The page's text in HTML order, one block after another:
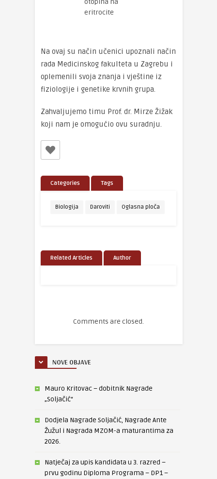
otopina na
eritrocite
Na ovaj su način učenici upoznali način
rada Medicinskog fakulteta u Zagrebu i
oplemenili svoja znanja i vještine iz
fiziologije i genetike krvnih grupa.
Zahvaljujemo timu Prof. dr. Mirze Žižak
koji nam je omogućio ovu suradnju.
Categories Tags
Biologija Daroviti Oglasna ploča
Related Articles Author
Comments are closed.
NOVE OBJAVE
Mauro Kritovac – dobitnik Nagrade
„Soljačić“
Dodjela Nagrade Soljačić, Nagrade Ante
Žužul i Nagrada MZOM-a maturantima za
2026.
Natječaj za upis kandidata u 3. razred –
prvu godinu Diploma Programa – DP1 –